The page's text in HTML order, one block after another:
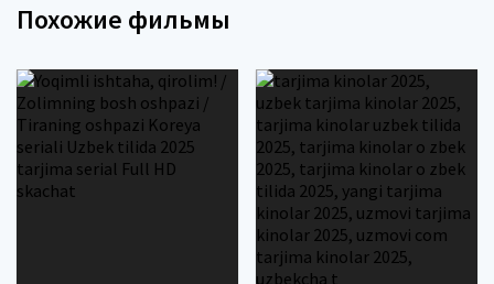
Похожие фильмы